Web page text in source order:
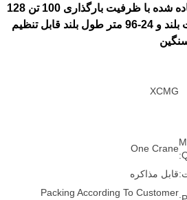
جرثقیل خزنده استفاده شده با ظرفیت بارگذاری 100 تن 128
متر در دقیقه سرعت بلند و 24-96 متر طول بلند قابل تنظیم
XCMG
One Crane
قابل مذاکره
Packing According To Customer